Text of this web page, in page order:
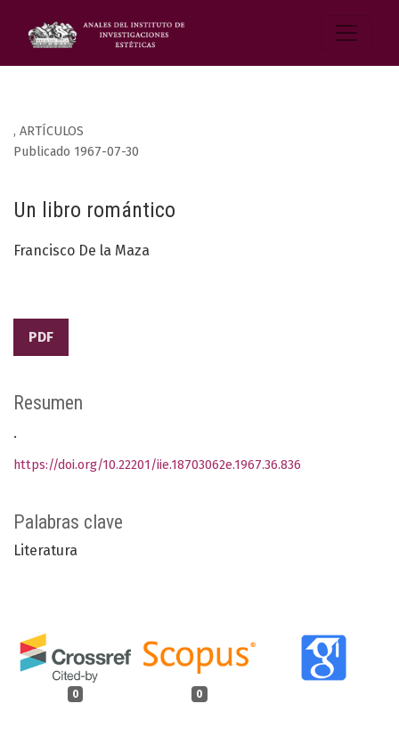
, ARTÍCULOS
Un libro romántico
Publicado 1967-07-30
Francisco De la Maza
PDF
Palabras clave
Literatura
0 0
Resumen
.
https://doi.org/10.22201/iie.18703062e.1967.36.836